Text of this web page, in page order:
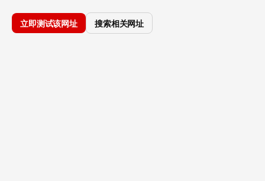
立即测试该网址 搜索相关网址